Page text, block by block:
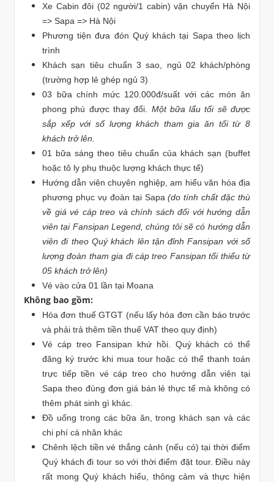
Xe Cabin đôi (02 người/1 cabin) vận chuyển Hà Nội
=> Sapa => Hà Nội
Phương tiện đưa đón Quý khách tại Sapa theo lịch
trình
Khách sạn tiêu chuẩn 3 sao, ngủ 02 khách/phòng
(trường hợp lẻ ghép ngủ 3)
03 bữa chính mức 120.000đ/suất với các món ăn
phong phú được thay đổi. Một bữa lẩu tối sẽ được
sắp xếp với số lượng khách tham gia ăn tối từ 8
khách trở lên.
01 bữa sáng theo tiêu chuẩn của khách sạn (buffet
hoặc tô ly phụ thuộc lượng khách thực tế)
Hướng dẫn viên chuyên nghiệp, am hiểu văn hóa địa
phương phục vụ đoàn tại Sapa(do tính chất đặc thù
về giá vé cáp treo và chính sách đối với hướng dẫn
viên tại Fansipan Legend, chúng tôi sẽ có hướng dẫn
viên đi theo Quý khách lên tận đỉnh Fansipan với số
lượng đoàn tham gia đi cáp treo Fansipan tối thiểu từ
05 khách trở lên)
Vé vào cửa 01 lần tại Moana
Không bao gồm:
Hóa đơn thuế GTGT (nếu lấy hóa đơn cần báo trước
và phải trả thêm tiền thuế VAT theo quy định)
Vé cáp treo Fansipan khứ hồi. Quý khách có thể
đăng ký trước khi mua tour hoặc có thể thanh toán
trực tiếp tiền vé cáp treo cho hướng dẫn viên tại
Sapa theo đúng đơn giá bán lẻ thực tế mà không có
thêm phát sinh gì khác.
Đồ uống trong các bữa ăn, trong khách sạn và các
chi phí cá nhân khác
Chênh lệch tiền vé thắng cảnh (nếu có) tại thời điểm
Quý khách đi tour so với thời điểm đặt tour. Điều này
rất mong Quý khách hiểu, thông cảm và thực hiện